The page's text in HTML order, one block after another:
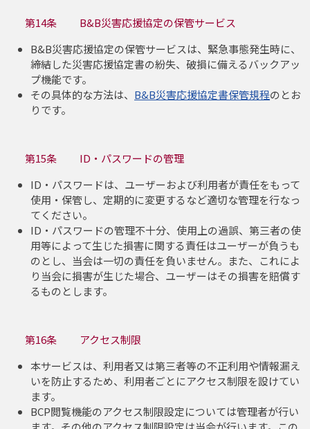
第14条 B&B災害応援協定の保管サービス
B&B災害応援協定の保管サービスは、緊急事態発生時に、
締結した災害応援協定書の紛失、破損に備えるバックアッ
プ機能です。
その具体的な方法は、 B&B災害応援協定書保管規程のとお
りです。
第15条 ID・パスワードの管理
ID・パスワードは、ユーザーおよび利用者が責任をもって
使用・保管し、定期的に変更するなど適切な管理を行なっ
てください。
ID・パスワードの管理不十分、使用上の過誤、第三者の使
用等によって生じた損害に関する責任はユーザーが負うも
のとし、当会は一切の責任を負いません。また、これによ
り当会に損害が生じた場合、ユーザーはその損害を賠償す
るものとします。
第16条 アクセス制限
本サービスは、利用者又は第三者等の不正利用や情報漏え
いを防止するため、利用者ごとにアクセス制限を設けてい
ます。
BCP閲覧機能のアクセス制限設定については管理者が行い